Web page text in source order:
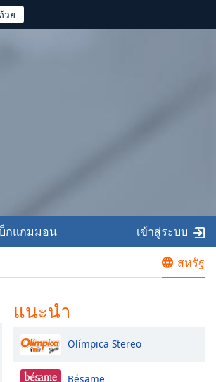
สหรัฐ
กแกมมอน เข้าสู่ระบบ
แนะนำ
Olímpica Stereo
Bésame